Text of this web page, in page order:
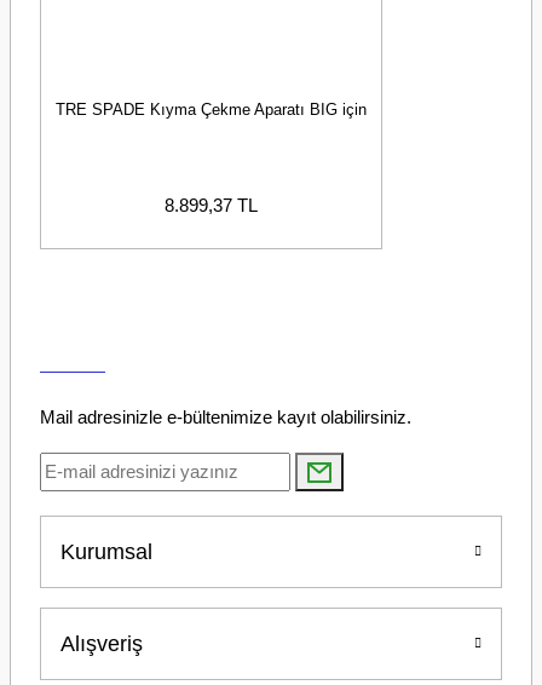
TRE SPADE Kıyma Çekme Aparatı BIG için
8.899,37 TL
Mail adresinizle e-bültenimize kayıt olabilirsiniz.
Kurumsal
Alışveriş